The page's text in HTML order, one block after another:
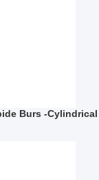
Burs -Cylindrical